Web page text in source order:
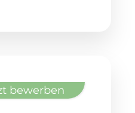
bewerben